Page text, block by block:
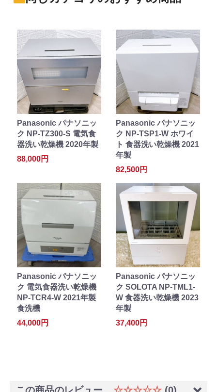
Panasonic パナソニッ
ク NP-TZ300-S 電気食
器洗い乾燥機 2020年製
88,000円
Panasonic パナソニッ
ク NP-TSP1-W ホワイ
ト 食器洗い乾燥機 2021
年製
82,500円
Panasonic パナソニッ
ク 電気食器洗い乾燥機
NP-TCR4-W 2021年製
食洗機
44,000円
Panasonic パナソニッ
ク SOLOTA NP-TML1-
W 食器洗い乾燥機 2023
年製
37,400円